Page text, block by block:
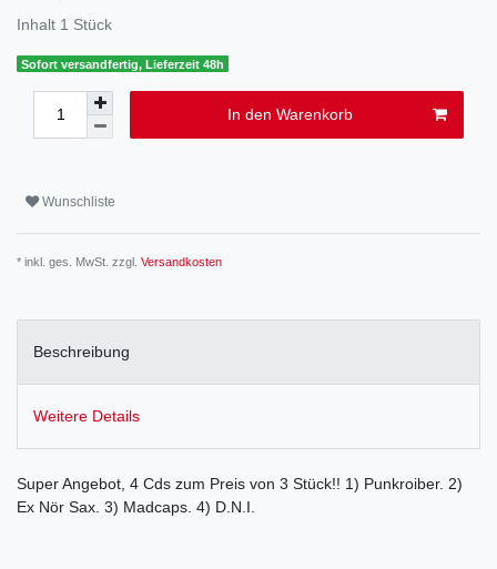
Inhalt 1 Stück
Sofort versandfertig, Lieferzeit 48h
In den Warenkorb
Wunschliste
* inkl. ges. MwSt. zzgl. Versandkosten
Beschreibung
Weitere Details
Super Angebot, 4 Cds zum Preis von 3 Stück!! 1) Punkroiber. 2)
Ex Nör Sax. 3) Madcaps. 4) D.N.I.